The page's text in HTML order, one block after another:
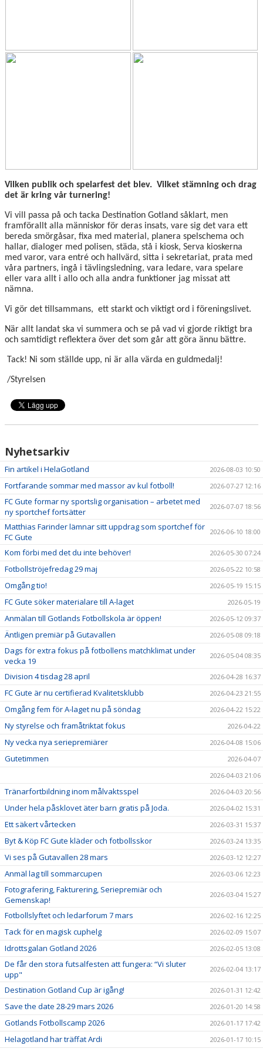
Vilken publik och spelarfest det blev. Vilket stämning och drag
det är kring vår turnering!
Vi vill passa på och tacka Destination Gotland såklart, men
framförallt alla människor för deras insats, vare sig det vara ett
bereda smörgåsar, fixa med material, planera spelschema och
hallar, dialoger med polisen, städa, stå i kiosk, Serva kioskerna
med varor, vara entré och hallvärd, sitta i sekretariat, prata med
våra partners, ingå i tävlingsledning, vara ledare, vara spelare
eller vara allt i allo och alla andra funktioner jag missat att
nämna.
Vi gör det tillsammans, ett starkt och viktigt ord i föreningslivet.
När allt landat ska vi summera och se på vad vi gjorde riktigt bra
och samtidigt reflektera över det som går att göra ännu bättre.
Tack! Ni som ställde upp, ni är alla värda en guldmedalj!
/Styrelsen
Nyhetsarkiv
Fin artikel i HelaGotland 2026-08-03 10:50
Fortfarande sommar med massor av kul fotboll! 2026-07-27 12:16
FC Gute formar ny sportslig organisation – arbetet med
ny sportchef fortsätter
2026-07-07 18:56
Matthias Farinder lämnar sitt uppdrag som sportchef för
FC Gute
2026-06-10 18:00
Kom förbi med det du inte behöver! 2026-05-30 07:24
Fotbollströjefredag 29 maj 2026-05-22 10:58
Omgång tio! 2026-05-19 15:15
FC Gute söker materialare till A-laget 2026-05-19
Anmälan till Gotlands Fotbollskola är öppen! 2026-05-12 09:37
Äntligen premiär på Gutavallen 2026-05-08 09:18
Dags för extra fokus på fotbollens matchklimat under
vecka 19
2026-05-04 08:35
Division 4 tisdag 28 april 2026-04-28 16:37
FC Gute är nu certifierad Kvalitetsklubb 2026-04-23 21:55
Omgång fem för A-laget nu på söndag 2026-04-22 15:22
Ny styrelse och framåtriktat fokus 2026-04-22
Ny vecka nya seriepremiärer 2026-04-08 15:06
Gutetimmen
2026-04-07
2026-04-03 21:06
Tränarfortbildning inom målvaktsspel 2026-04-03 20:56
Under hela påsklovet äter barn gratis på Joda. 2026-04-02 15:31
Ett säkert vårtecken 2026-03-31 15:37
Byt & Köp FC Gute kläder och fotbollsskor 2026-03-24 13:35
Vi ses på Gutavallen 28 mars 2026-03-12 12:27
Anmäl lag till sommarcupen 2026-03-06 12:23
Fotografering, Fakturering, Seriepremiär och
Gemenskap!
2026-03-04 15:27
Fotbollslyftet och ledarforum 7 mars 2026-02-16 12:25
Tack för en magisk cuphelg 2026-02-09 15:07
Idrottsgalan Gotland 2026 2026-02-05 13:08
De får den stora futsalfesten att fungera: “Vi sluter
upp"
2026-02-04 13:17
Destination Gotland Cup är igång! 2026-01-31 12:42
Save the date 28-29 mars 2026 2026-01-20 14:58
Gotlands Fotbollscamp 2026 2026-01-17 17:42
Helagotland har träffat Ardi 2026-01-17 10:15